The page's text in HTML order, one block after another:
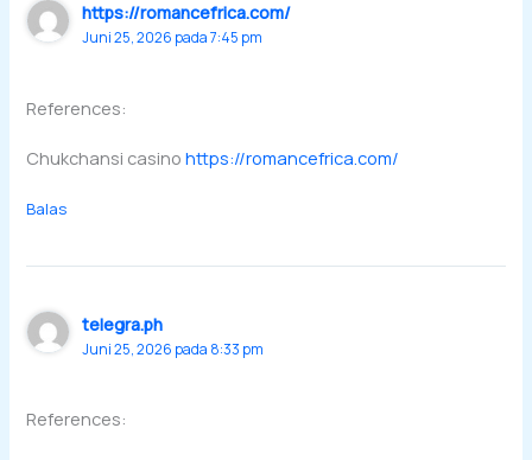
https://romancefrica.com/
Juni 25, 2026 pada 7:45 pm
References:
Chukchansi casinohttps://romancefrica.com/
Balas
telegra.ph
Juni 25, 2026 pada 8:33 pm
References: